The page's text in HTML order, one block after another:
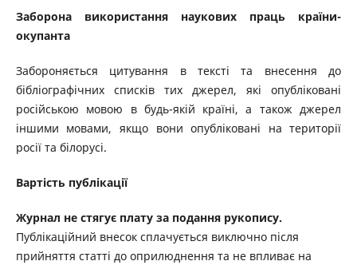
Заборона використання наукових праць країни-
окупанта
Забороняється цитування в тексті та внесення до
бібліографічних списків тих джерел, які опубліковані
російською мовою в будь-якій країні, а також джерел
іншими мовами, якщо вони опубліковані на території
росії та білорусі.
Вартість публікації
Журнал не стягує плату за подання рукопису.
Публікаційний внесок сплачується виключно після
прийняття статті до оприлюднення та не впливає на